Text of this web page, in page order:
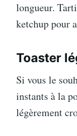
longueur.
ketchup pour
Toaster
Si vous le
instants à la
légèrement